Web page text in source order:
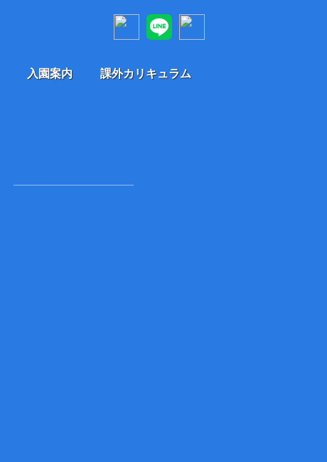
入園案内 課外カリキュラム